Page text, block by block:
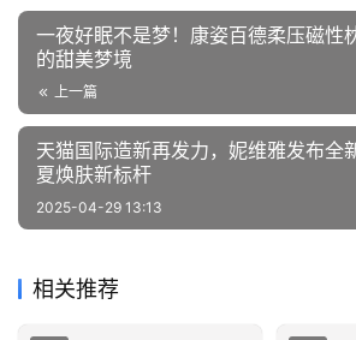
一夜好眠不是梦！康姿百德柔压磁性
的甜美梦境
上一篇
天猫国际造新再发力，妮维雅发布全
夏焕肤新标杆
2025-04-29 13:13
相关推荐